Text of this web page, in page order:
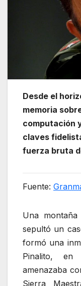
Desde el
memoria
computación
claves
fuerza bruta
Fuente:
Una montaña
sepultó un
formó una
Pinalito, en
amenazaba
Sierra